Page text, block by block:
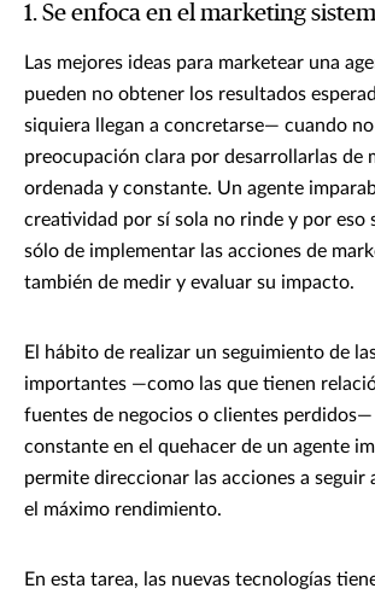
1. Se enfoca en el marketing
Las mejores ideas para marketear una
pueden no obtener los resultados
siquiera llegan a concretarse— cuando
preocupación clara por desarrollarlas de
ordenada y constante. Un agente
creatividad por sí sola no rinde y por eso
sólo de implementar las acciones de
también de medir y evaluar su impacto.
El hábito de realizar un seguimiento de
importantes —como las que tienen
fuentes de negocios o clientes perdidos—
constante en el quehacer de un agente
permite direccionar las acciones a seguir
el máximo rendimiento.
En esta tarea, las nuevas tecnologías